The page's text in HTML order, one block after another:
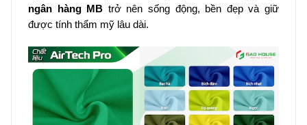
ngân hàng MB trở nên sống động, bền đẹp và giữ
được tính thẩm mỹ lâu dài.